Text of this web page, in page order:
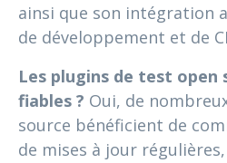
ainsi que son intégration
de développement et de
Les plugins de test open
fiables ? Oui, de
source bénéficient de
de mises à jour